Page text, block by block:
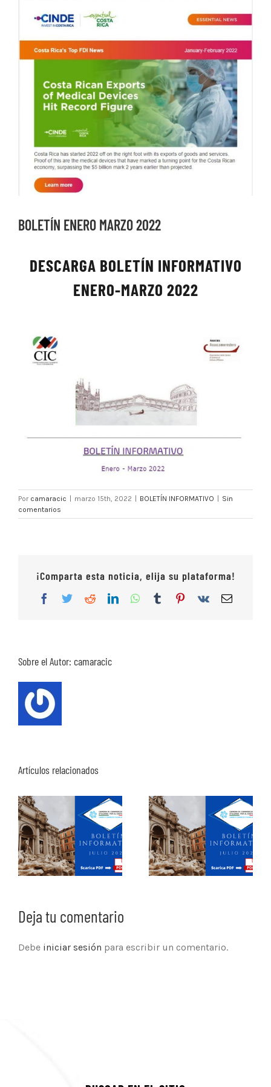
imagen
grande
BOLETÍN ENERO MARZO 2022
DESCARGA BOLETÍN INFORMATIVO
ENERO-MARZO 2022
Por camaracic marzo 15th, 2022 BOLETÍN INFORMATIVO
Sin
comentarios
¡Comparta esta noticia, elija su plataforma!
Facebook
TwitterRedditLinkedInWhatsApp
TumblrPinterest
Vk
Correo
Sobre el Autor: camaracic
Artículos relacionados
Deja tu comentario
Debe iniciar sesión para escribir un comentario.